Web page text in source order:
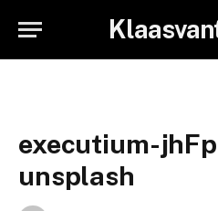
executium-
unsplash